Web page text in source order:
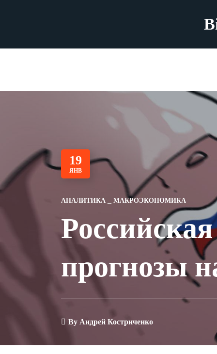
19
ЯНВ
АНАЛИТИКА МАКРОЭКОНОМИКА
прогнозы
By Андрей Костриченко